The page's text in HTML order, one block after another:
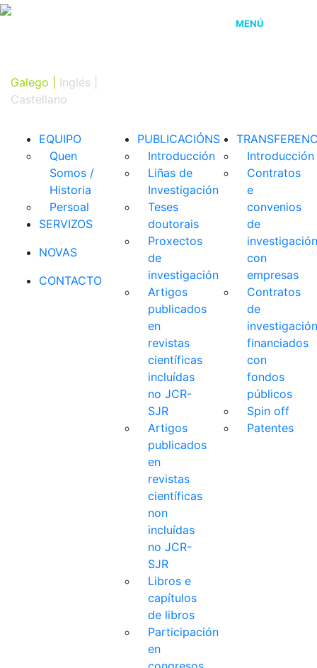
MENÚ
Galego | Inglés
Castellano
EQUIPO
Quen
Somos /
Historia
Persoal
SERVIZOS
NOVAS
CONTACTO
PUBLICACIÓNS
Introducción
Liñas de
Investigación
Teses
doutorais
Proxectos
de
investigación
Artigos
publicados
en
revistas
científicas
incluídas
no JCR-
SJR
Artigos
publicados
en
revistas
científicas
non
incluídas
no JCR-
SJR
Libros e
capítulos
de libros
Participación
en
Introducción
Contratos
e
convenios
de
investigación
con
empresas
Contratos
de
investigación
financiados
con
fondos
públicos
Spin off
Patentes